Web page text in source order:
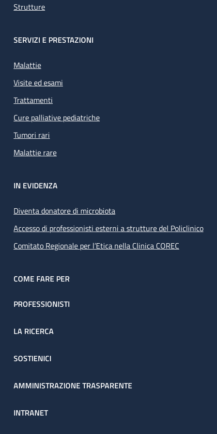
Strutture
SERVIZI E PRESTAZIONI
Malattie
Visite ed esami
Trattamenti
Cure palliative pediatriche
Tumori rari
Malattie rare
IN EVIDENZA
Diventa donatore di microbiota
Accesso di professionisti esterni a strutture del Policlinico
Comitato Regionale per l’Etica nella Clinica COREC
COME FARE PER
PROFESSIONISTI
LA RICERCA
SOSTIENICI
AMMINISTRAZIONE TRASPARENTE
INTRANET